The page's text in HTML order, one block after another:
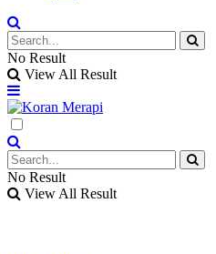
No Result
View All Result
No Result
View All Result